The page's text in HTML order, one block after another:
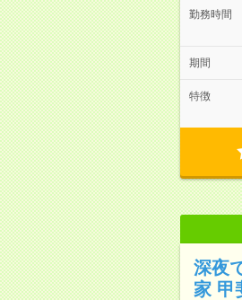
勤務時間
期間
特徴
深夜
家 甲